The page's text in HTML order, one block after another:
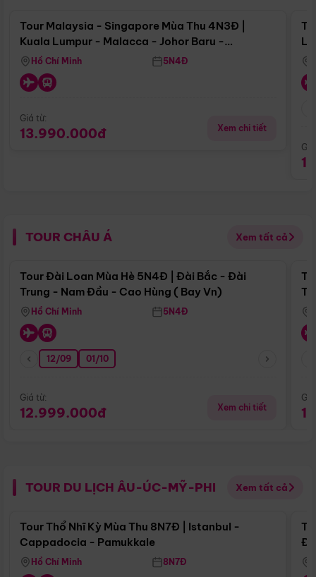
Tour Malaysia - Singapore Mùa Thu 4N3Đ |
Kuala Lumpur - Malacca - Johor Baru -
Singapore
Hồ Chí Minh 5N4Đ
Giá từ:
13.990.000đ Xem chi tiết
TOUR CHÂU Á Xem tất cả
Điểm nổi bật
Tour Đài Loan Mùa Hè 5N4Đ | Đài Bắc - Đài
Trung - Nam Đầu - Cao Hùng ( Bay Vn)
Hồ Chí Minh 5N4Đ
12/09 01/10
Giá từ:
12.999.000đ Xem chi tiết
TOUR DU LỊCH ÂU-ÚC-MỸ-PHI Xem tất cả
Điểm nổi bật
Tour Thổ Nhĩ Kỳ Mùa Thu 8N7Đ | Istanbul -
Cappadocia - Pamukkale
Hồ Chí Minh 8N7Đ